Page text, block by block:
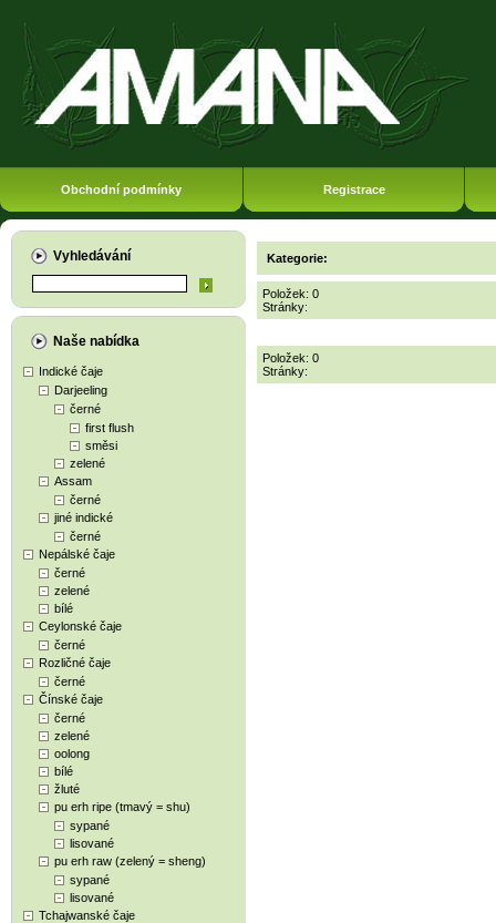
Obchodní podmínky Registrace
Vyhledávání
Naše nabídka
Indické čaje
Darjeeling
černé
first flush
směsi
zelené
Assam
černé
jiné indické
černé
Nepálské čaje
černé
zelené
bílé
Ceylonské čaje
černé
Rozličné čaje
černé
Čínské čaje
černé
zelené
oolong
bílé
žluté
pu erh ripe (tmavý = shu)
sypané
lisované
pu erh raw (zelený = sheng)
sypané
lisované
Tchajwanské čaje
Kategorie:
Položek: 0
Stránky:
Položek: 0
Stránky: